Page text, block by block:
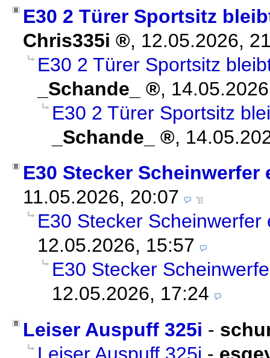
E30 2 Türer Sportsitz
Chris335i
, 12.05.2026,
E30 2 Türer Sportsitz
_Schande_
,
E30 2 Türer Sportsitz
_Schande_
,
E30 Stecker Scheinwerfer
11.05.2026, 20:07
E30 Stecker Scheinwerfer
12.05.2026, 15:57
E30 Stecker
12.05.2026, 17:24
Leiser Auspuff 325i -